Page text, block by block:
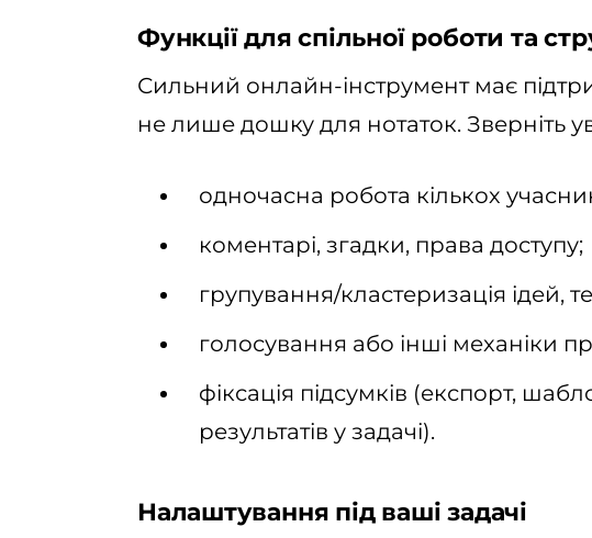
Функції для спільної роботи та
Сильний онлайн-інструмент має
не лише дошку для нотаток. Зверніть
одночасна робота кількох
коментарі, згадки, права доступу;
групування/кластеризація ідей,
голосування або інші механіки
фіксація підсумків (експорт,
результатів у задачі).
Налаштування під ваші задачі